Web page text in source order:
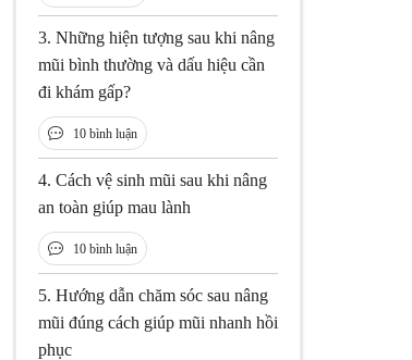
3. Những hiện tượng sau khi nâng
mũi bình thường và dấu hiệu cần
đi khám gấp?
10 bình luận
4. Cách vệ sinh mũi sau khi nâng
an toàn giúp mau lành
10 bình luận
5. Hướng dẫn chăm sóc sau nâng
mũi đúng cách giúp mũi nhanh hồi
phục